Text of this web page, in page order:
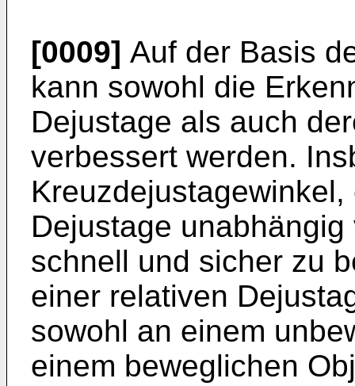
[0009] Auf der Basis
kann sowohl die
Dejustage als auch
verbessert werden.
Dejustage
schnell und sicher zu
einer relativen
sowohl an einem
einem beweglichen